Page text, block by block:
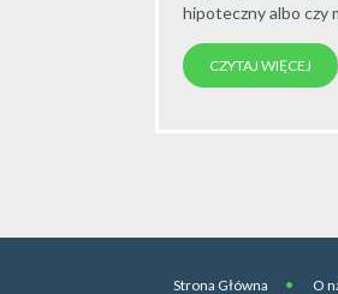
hipoteczny albo czy
CZYTAJ WIĘCEJ
Strona Główna O